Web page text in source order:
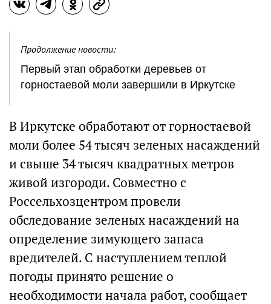
Продолжение новости:
Первый этап обработки деревьев от
горностаевой моли завершили в Иркутске
В Иркутске обработают от горностаевой
моли более 54 тысяч зеленых насаждений
и свыше 34 тысяч квадратных метров
живой изгороди. Совместно с
Россельхозцентром провели
обследование зеленых насаждений на
определение зимующего запаса
вредителей. С наступлением теплой
погоды принято решение о
необходимости начала работ, сообщает